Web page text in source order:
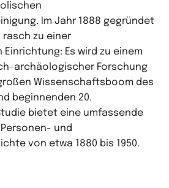
Im Jahr 1888 gegründet
zu einer
Es wird zu einem
archäologischer Forschung
Wissenschaftsboom des
beginnenden 20.
bietet eine umfassende
und
von etwa 1880 bis 1950.